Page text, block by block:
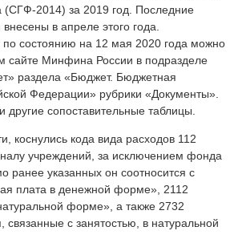
(СГФ-2014) за 2019 год. Последние
в апреле этого года.
состоянию на 12 мая 2020 года можно
сайте Минфина России в подразделе
раздела «Бюджет. Бюджетная
Федерации» рубрики «Документы».
сопоставительные таблицы.
коснулись кода вида расходов 112
учреждений, за исключением фонда
ранее указанных он соотносится с
плата в денежной форме», 2112
форме», а также 2732
с занятостью, в натуральной